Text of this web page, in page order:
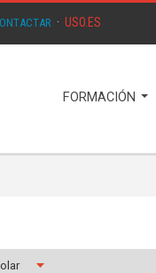
· USO.ES
FORMACIÓN